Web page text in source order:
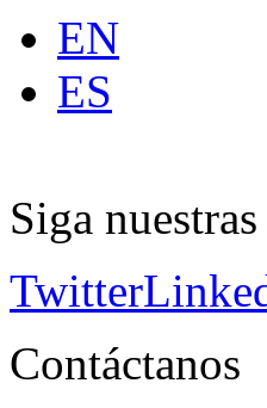
EN
ES
Siga
Twitter
Contáctanos